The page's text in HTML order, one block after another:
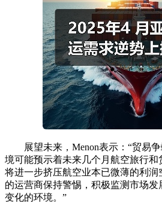
展望未来，Menon表示：“贸易争
境可能预示着未来几个月航空旅行
将进一步挤压航空业本已微薄的利
的运营商保持警惕，积极监测市场
变化的环境。”